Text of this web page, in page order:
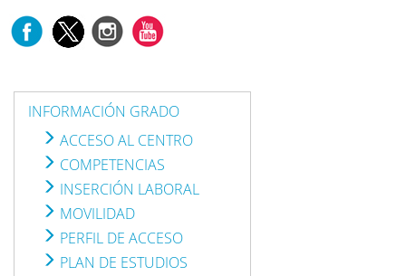
INFORMACIÓN GRADO
ACCESO AL CENTRO
COMPETENCIAS
INSERCIÓN LABORAL
MOVILIDAD
PERFIL DE ACCESO
PLAN DE ESTUDIOS